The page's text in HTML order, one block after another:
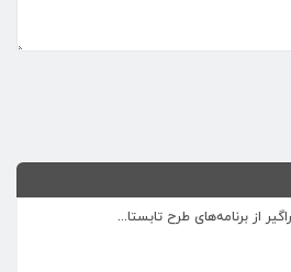
آیت‌الله مدرس...